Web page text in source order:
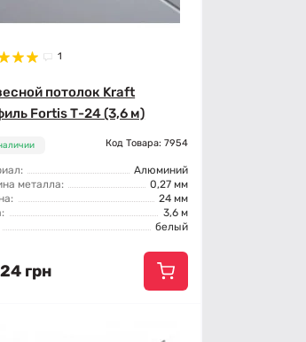
1
потолок Kraft
Fortis Т-24 (3,6 м)
Код Товара: 7954
Алюминий
металла:
0,27 мм
24 мм
3,6 м
белый
грн